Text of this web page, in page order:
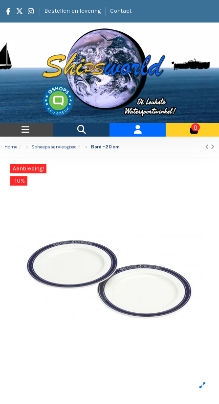
Bestellen en levering Contact
0
Home Scheepsserviesgoed Bord - 20 cm
Aanbieding!
-10%